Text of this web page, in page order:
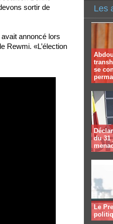
sortir de
annoncé lors
Rewmi. «L’élection
Les
se
du 31
Le